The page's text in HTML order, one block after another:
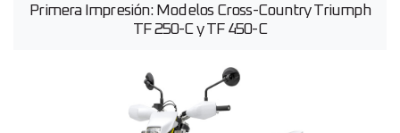
Primera Impresión: Modelos Cross-Country Triumph
TF 250-C y TF 450-C